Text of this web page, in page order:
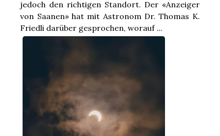
jedoch den richtigen Standort. Der «Anzeiger
von Saanen» hat mit Astronom Dr. Thomas K.
Friedli darüber gesprochen, worauf ...